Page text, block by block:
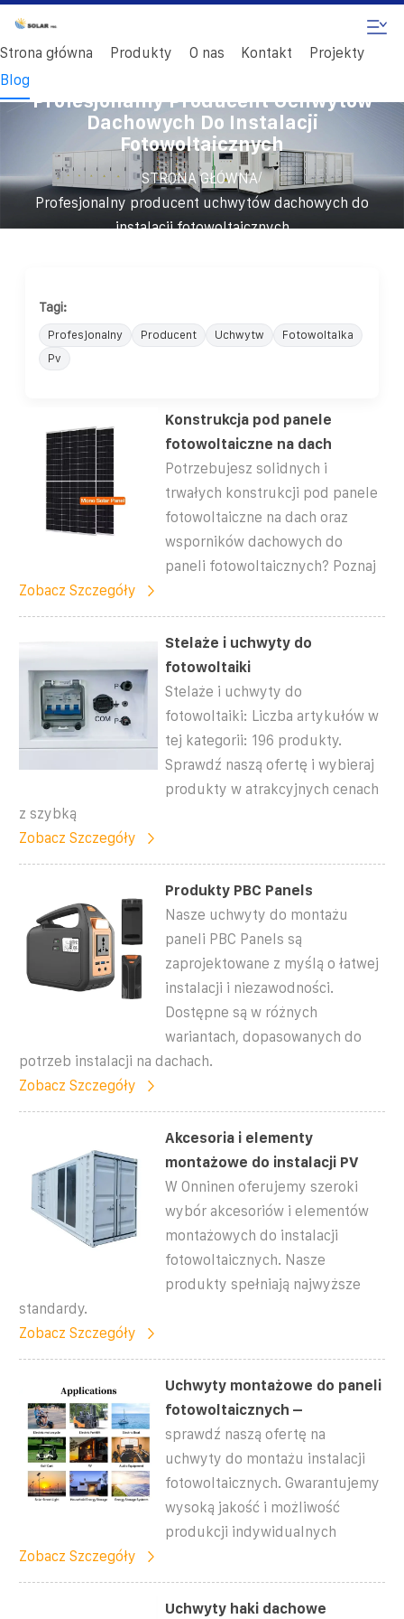
Strona główna Produkty O nas Kontakt
Projekty
Blog
Profesjonalny Producent Uchwytów
Dachowych Do Instalacji
Fotowoltaicznych
STRONA GŁÓWNA/
Profesjonalny producent uchwytów dachowych do
instalacji fotowoltaicznych
Tagi:
Profesjonalny Producent Uchwytw
Fotowoltaika
Pv
Konstrukcja pod panele
fotowoltaiczne na dach
Potrzebujesz solidnych i
trwałych konstrukcji pod panele
fotowoltaiczne na dach oraz
wsporników dachowych do
paneli fotowoltaicznych? Poznaj
Zobacz Szczegóły
Stelaże i uchwyty do
fotowoltaiki
Stelaże i uchwyty do
fotowoltaiki: Liczba artykułów w
tej kategorii: 196 produkty.
Sprawdź naszą ofertę i wybieraj
produkty w atrakcyjnych cenach
z szybką
Zobacz Szczegóły
Produkty PBC Panels
Nasze uchwyty do montażu
paneli PBC Panels są
zaprojektowane z myślą o łatwej
instalacji i niezawodności.
Dostępne są w różnych
wariantach, dopasowanych do
potrzeb instalacji na dachach.
Zobacz Szczegóły
Akcesoria i elementy
montażowe do instalacji PV
W Onninen oferujemy szeroki
wybór akcesoriów i elementów
montażowych do instalacji
fotowoltaicznych. Nasze
produkty spełniają najwyższe
standardy.
Zobacz Szczegóły
Uchwyty montażowe do paneli
fotowoltaicznych –
sprawdź naszą ofertę na
uchwyty do montażu instalacji
fotowoltaicznych. Gwarantujemy
wysoką jakość i możliwość
produkcji indywidualnych
Zobacz Szczegóły
Uchwyty haki dachowe